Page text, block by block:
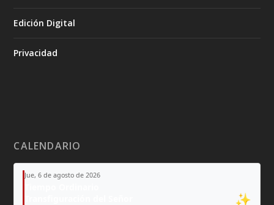
Edición Digital
Privacidad
CALENDARIO
Jue, 6 de agosto de 2026
✨